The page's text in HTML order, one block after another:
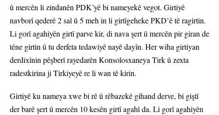
û mercên li zindanên PDK’yê bi nameyekê vegot. Girtiyê
navborî qederê 2 sal û 5 meh in li girtîgeheke PKD’ê tê ragirtin.
Li gorî agahiyên girtî parve kir, di nava şert û mercên pir giran de
têne girtin û tu derfeta tedawiyê nayê dayîn. Her wiha girtiyan
derdixînin pêşberî rayedarên Konsolosxaneya Tirk û zexta
radestkirina ji Tirkiyeyê re li wan tê kirin.
Girtiyê ku nameya xwe bi rê û rêbazekê gihand derve, bi giştî
der barê şert û mercên 10 kesên girtî agahî da. Li gorî agahiyên